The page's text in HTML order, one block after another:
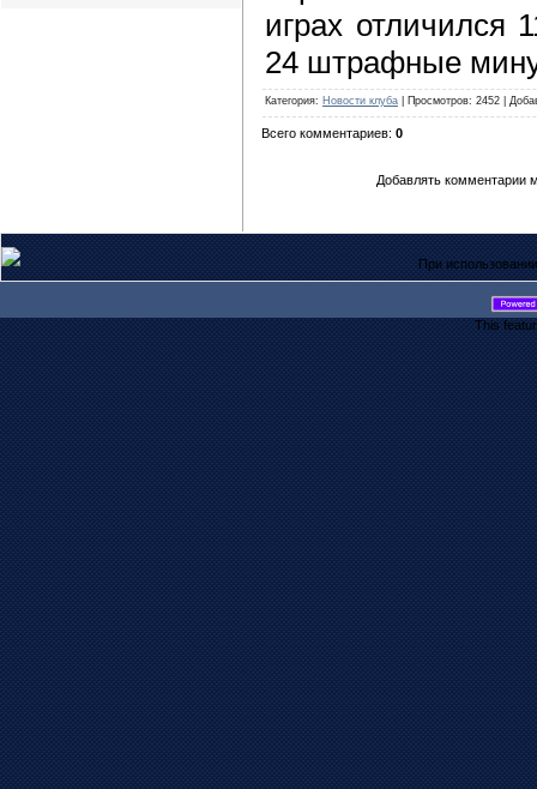
играх отличился
24 штрафные
Категория: Новости клуба Просмотров: 2452 |
Всего комментариев: 0
Добавлять комментарии
При
This